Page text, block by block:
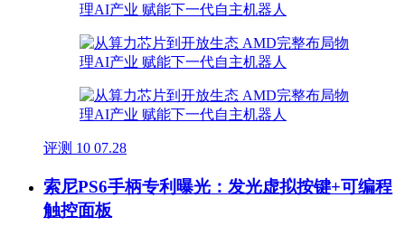
评测 10 07.28
索尼PS6手柄专利曝光：发光虚拟按键+可编程
触控面板